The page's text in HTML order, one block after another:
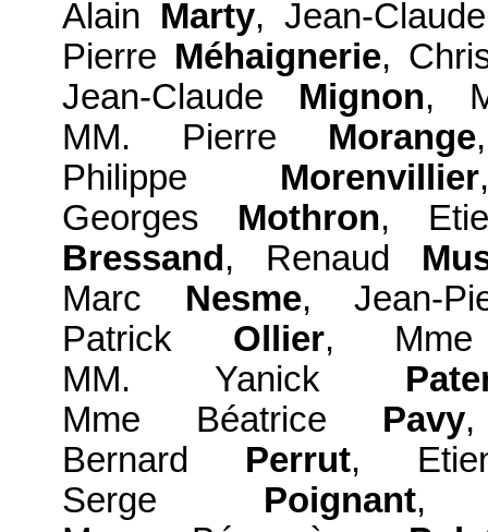
Alain Marty, Jean-
Pierre Méhaignerie,
Jean-Claude Mignon,
MM. Pierre Morange
Philippe Morenvillier
Georges Mothron,
Bressand, Renaud
Marc Nesme, Jean-
Patrick Ollier,
MM. Yanick
Mme Béatrice Pavy,
Bernard Perrut,
Serge Poignant,